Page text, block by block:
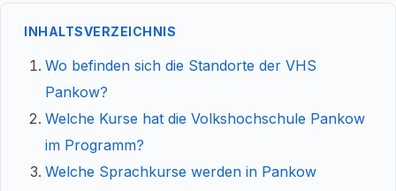
INHALTSVERZEICHNIS
Wo befinden sich die Standorte der VHS
Pankow?
Welche Kurse hat die Volkshochschule Pankow
im Programm?
Welche Sprachkurse werden in Pankow